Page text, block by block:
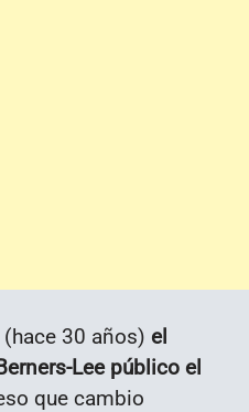
(hace 30 años) el
Lee público el
que cambio